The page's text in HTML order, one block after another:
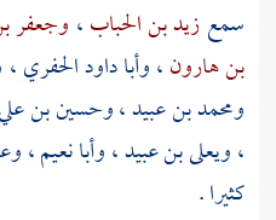
سمعزيد بن الحباب، وجعفر
بن هارون،وأبا داود الحفري،
ومحمد بن عبيد،وحسين بن
،ويعلى بن عبيد،وأبا نعيم،
كثيرا .